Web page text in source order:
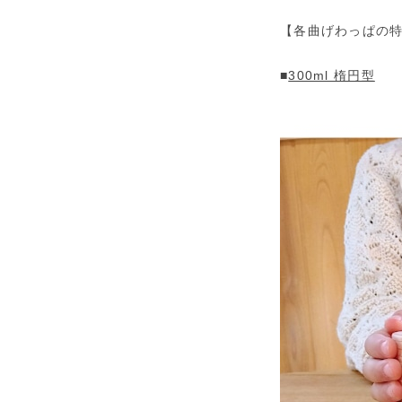
【各曲げわっぱの
■300ml 楕円型